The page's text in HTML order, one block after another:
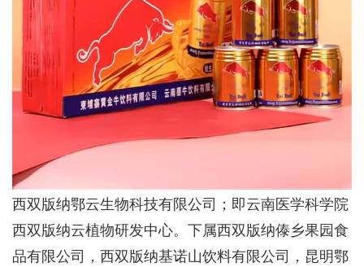
西双版纳鄂云生物科技有限公司；即云南医学科学院
西双版纳云植物研发中心。下属西双版纳傣乡果园食
品有限公司，西双版纳基诺山饮料有限公司，昆明鄂